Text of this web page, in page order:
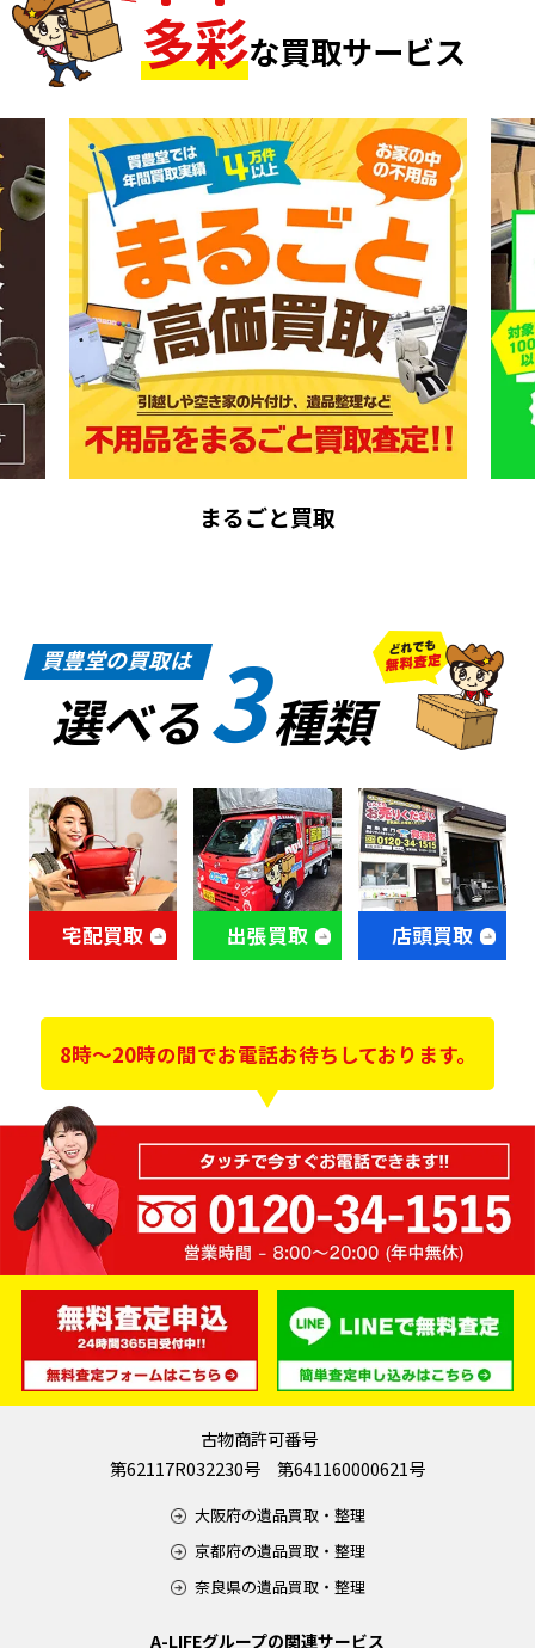
多彩な買取サービス
まるごと買取
買豊堂の買取は
選べる3種類
宅配買取 出張買取 店頭買取
8時～20時の間でお電話お待ちしております。
古物商許可番号
第62117R032230号 第641160000621号
大阪府の遺品買取・整理
京都府の遺品買取・整理
奈良県の遺品買取・整理
A-LIFEグループの関連サービス